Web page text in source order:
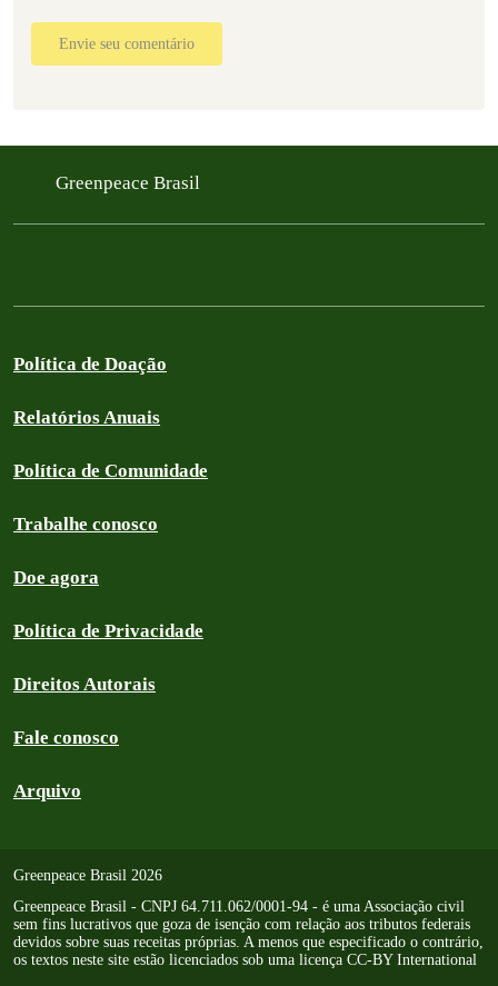
Envie seu comentário
Greenpeace Brasil
Política de Doação
Relatórios Anuais
Política de Comunidade
Trabalhe conosco
Doe agora
Política de Privacidade
Direitos Autorais
Fale conosco
Arquivo
Greenpeace Brasil 2026
Greenpeace Brasil - CNPJ 64.711.062/0001-94 - é uma Associação civil
sem fins lucrativos que goza de isenção com relação aos tributos federais
devidos sobre suas receitas próprias. A menos que especificado o contrário,
os textos neste site estão licenciados sob uma licença CC-BY International